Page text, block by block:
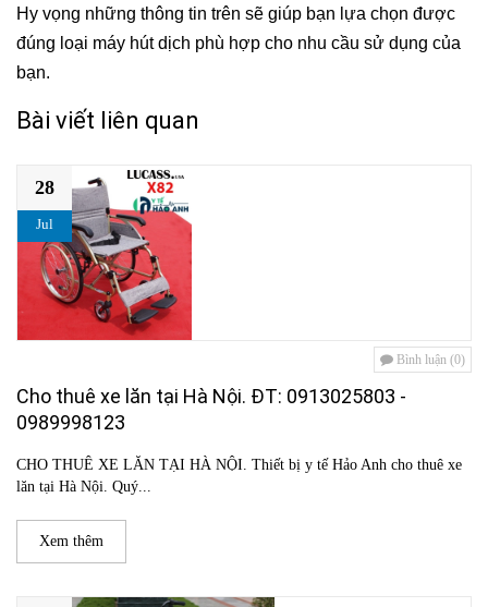
Hy vọng những thông tin trên sẽ giúp bạn lựa chọn được
đúng loại máy hút dịch phù hợp cho nhu cầu sử dụng của
bạn.
Bài viết liên quan
28
Jul
Bình luận (0)
Cho thuê xe lăn tại Hà Nội. ĐT: 0913025803 -
0989998123
CHO THUÊ XE LĂN TẠI HÀ NỘI. Thiết bị y tế Hảo Anh cho thuê xe
lăn tại Hà Nội. Quý...
Xem thêm